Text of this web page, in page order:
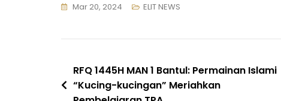
Mar 20, 2024 ELIT NEWS
Navigasi
pos
RFQ 1445H MAN 1 Bantul: Permainan Islami
“Kucing-kucingan” Meriahkan